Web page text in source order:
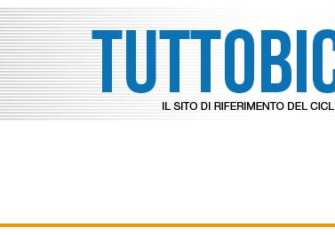
TOUR
TOUR DE